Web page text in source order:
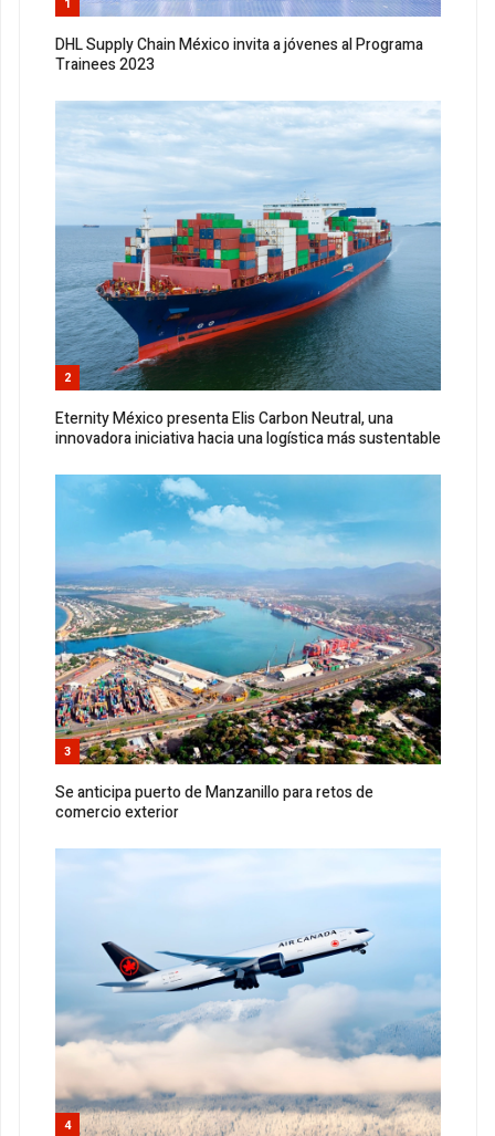
DHL Supply Chain México invita a jóvenes al Programa
Trainees 2023
2
Eternity México presenta Elis Carbon Neutral, una
innovadora iniciativa hacia una logística más sustentable
3
Se anticipa puerto de Manzanillo para retos de
comercio exterior
4